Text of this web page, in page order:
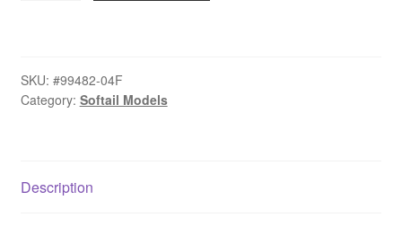
Softail
#99482-
SKU: #99482-04F
Category: Softail Models
Description